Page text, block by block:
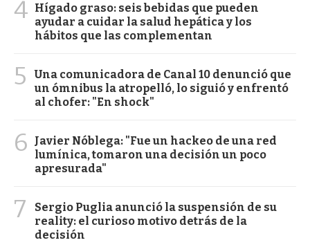
4 Hígado graso: seis bebidas que pueden
ayudar a cuidar la salud hepática y los
hábitos que las complementan
5
Una comunicadora de Canal 10 denunció que
un ómnibus la atropelló, lo siguió y enfrentó
al chofer: "En shock"
6
Javier Nóblega: "Fue un hackeo de una red
lumínica, tomaron una decisión un poco
apresurada"
7
Sergio Puglia anunció la suspensión de su
reality: el curioso motivo detrás de la
decisión